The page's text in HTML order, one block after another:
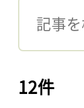
12件